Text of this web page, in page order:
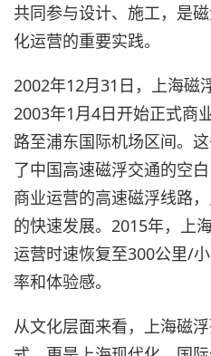
共同参与设计、施工，是
化运营的重要实践。
2002年12月31日，上海磁
2003年1月4日开始正式商
路至浦东国际机场区间。
了中国高速磁浮交通的空
商业运营的高速磁浮线路
的快速发展。2015年，上
运营时速恢复至300公里/
率和体验感。
从文化层面来看，上海磁